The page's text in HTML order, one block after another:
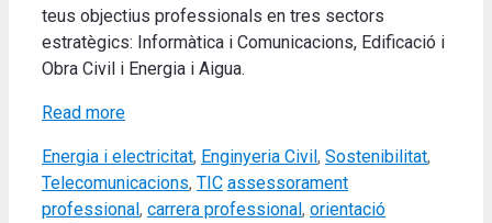
teus objectius professionals en tres sectors
estratègics: Informàtica i Comunicacions, Edificació i
Obra Civil i Energia i Aigua.
Read more
Categories
Energia i electricitat, Enginyeria Civil, Sostenibilitat,
Telecomunicacions, TIC Tags
assessorament
professional, carrera professional, orientació